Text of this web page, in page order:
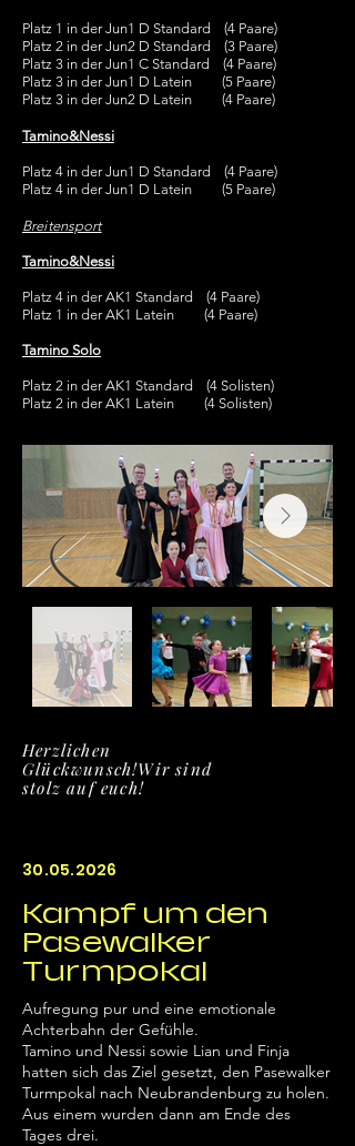
Platz 1 in der Jun1 D Standard (4 Paare)
Platz 2 in der Jun2 D Standard (3 Paare)
Platz 3 in der Jun1 C Standard (4 Paare)
Platz 3 in der Jun1 D Latein (5 Paare)
Platz 3 in der Jun2 D Latein (4 Paare)
Tamino&Nessi
Platz 4 in der Jun1 D Standard (4 Paare)
Platz 4 in der Jun1 D Latein (5 Paare)
Breitensport
Tamino&Nessi
Platz 4 in der AK1 Standard (4 Paare)
Platz 1 in der AK1 Latein (4 Paare)
Tamino Solo
Platz 2 in der AK1 Standard (4 Solisten)
Platz 2 in der AK1 Latein (4 Solisten)
Herzlichen
Glückwunsch!Wir sind
stolz auf euch!
30.05.2026
Kampf um den
Pasewalker
Turmpokal
Aufregung pur und eine emotionale
Achterbahn der Gefühle.
Tamino und Nessi sowie Lian und Finja
hatten sich das Ziel gesetzt, den Pasewalker
Turmpokal nach Neubrandenburg zu holen.
Aus einem wurden dann am Ende des
Tages drei.